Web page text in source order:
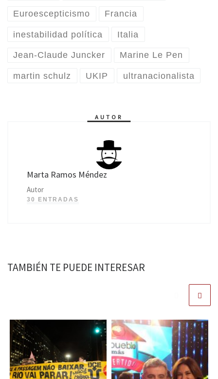
Euroescepticismo Francia
inestabilidad política Italia
Jean-Claude Juncker Marine Le Pen
martin schulz UKIP ultranacionalista
AUTOR
Marta Ramos Méndez
Autor
30 ENTRADAS
TAMBIÉN TE PUEDE INTERESAR